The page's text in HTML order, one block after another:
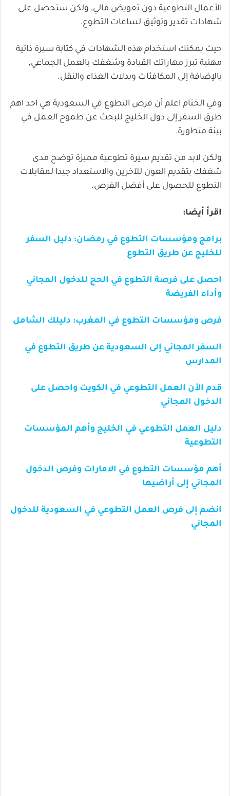
الأعمال التطوعية دون تعويض مالي, ولكن ستحصل على
شهادات تقدير وتوثيق لساعات التطوع.
حيث يمكنك استخدام هذه الشهادات في كتابة سيرة ذاتية
مهنية تبرز مهاراتك القيادة وشغفك بالعمل الجماعي,
بالإضافة إلى المكافئات وبدلات الغذاء والنقل.
وفي الختام اعلم أن فرص التطوع في السعودية هي احد اهم
طرق السفر إلى دول الخليج للبحث عن طموح العمل في
بيئة متطورة.
ولكن لابد من تقديم سيرة تطوعية مميزة توضح مدى
شغفك بتقديم العون للآخرين والاستعداد جيدا لمقابلات
التطوع للحصول على أفضل الفرص.
اقرأ أيضا:
برامج ومؤسسات التطوع في رمضان: دليل السفر
للخليج عن طريق التطوع
احصل على فرصة التطوع في الحج للدخول المجاني
وأداء الفريضة
فرص ومؤسسات التطوع في المغرب: دليلك الشامل
السفر المجاني إلى السعودية عن طريق التطوع في
المدارس
قدم الأن العمل التطوعي في الكويت واحصل على
الدخول المجاني
دليل العمل التطوعي في الخليج وأهم المؤسسات
التطوعية
أهم مؤسسات التطوع في الامارات وفرص الدخول
المجاني إلى أراضيها
انضم إلى فرص العمل التطوعي في السعودية للدخول
المجاني